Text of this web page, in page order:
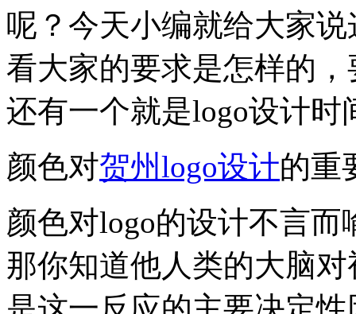
呢？今天小编就给大家
看大家的要求是怎样的
还有一个就是logo设计
颜色对贺州logo设计的重
颜色对logo的设计不言
那你知道他人类的大脑